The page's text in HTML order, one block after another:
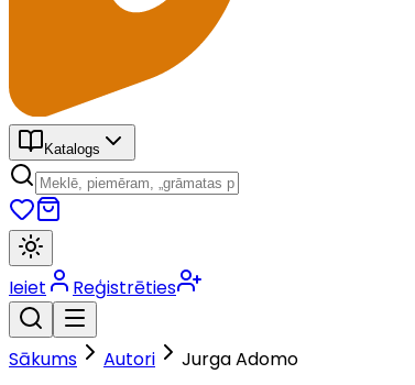
Katalogs
Ieiet Reģistrēties
Sākums Autori Jurga Adomo